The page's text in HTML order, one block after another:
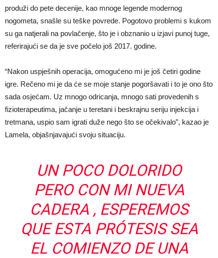
produži do pete decenije, kao mnoge legende modernog
nogometa, snašle su teške povrede. Pogotovo problemi s kukom
su ga natjerali na povlačenje, što je i obznanio u izjavi punoj tuge,
referirajući se da je sve počelo još 2017. godine.
“Nakon uspješnih operacija, omogućeno mi je još četiri godine
igre. Rečeno mi je da će se moje stanje pogoršavati i to je ono što
sada osjećam. Uz mnogo odricanja, mnogo sati provedenih s
fizioterapeutima, jačanje u teretani i beskrajnu seriju injekcija i
tretmana, uspio sam igrati duže nego što se očekivalo”, kazao je
Lamela, objašnjavajući svoju situaciju.
UN POCO DOLORIDO
PERO CON MI NUEVA
CADERA , ESPEREMOS
QUE ESTA PRÓTESIS SEA
EL COMIENZO DE UNA